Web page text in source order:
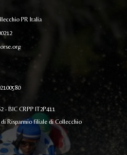
PR Italia
- BIC CRPP IT2P411
Risparmio filiale di Collecchio